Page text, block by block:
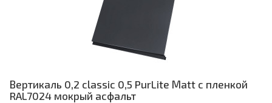
Вертикаль 0,2 classic 0,5 PurLite Мatt с пленкой
RAL7024 мокрый асфальт